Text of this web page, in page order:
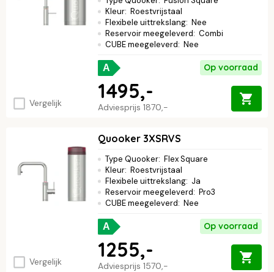
Vergelijk
Kleur: Roestvrijstaal
Flexibele uittrekslang: Nee
Reservoir meegeleverd: Combi
CUBE meegeleverd: Nee
A Op voorraad
Adviesprijs 1870,-
1495,-
Vergelijk
Quooker 3XSRVS
Type Quooker: Flex Square
Kleur: Roestvrijstaal
Flexibele uittrekslang: Ja
Reservoir meegeleverd: Pro3
CUBE meegeleverd: Nee
A Op voorraad
Adviesprijs 1570,-
1255,-